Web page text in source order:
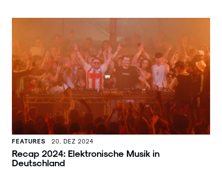
FEATURES 20. DEZ 2024
Recap 2024: Elektronische Musik in
Deutschland